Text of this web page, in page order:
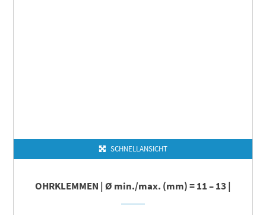
SCHNELLANSICHT
OHRKLEMMEN | Ø min./max. (mm) = 11 – 13 |